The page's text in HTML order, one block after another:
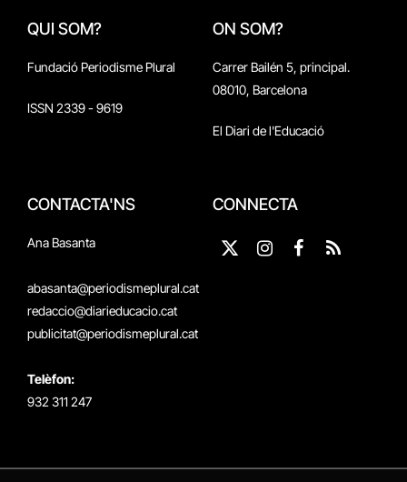
QUI SOM?
Fundació Periodisme Plural
ISSN 2339 - 9619
ON SOM?
Carrer Bailén 5, principal.
08010, Barcelona
El Diari de l'Educació
CONTACTA'NS
Ana Basanta
abasanta@periodismeplural.cat
redaccio@diarieducacio.cat
publicitat@periodismeplural.cat
Telèfon:
932 311 247
CONNECTA
X
Instagram
Facebook
RSS